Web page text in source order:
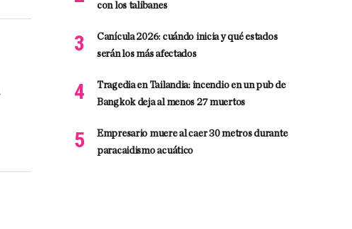
con los talibanes
Canícula 2026: cuándo inicia y qué estados
serán los más afectados
Tragedia en Tailandia: incendio en un pub de
Bangkok deja al menos 27 muertos
Empresario muere al caer 30 metros durante
paracaidismo acuático